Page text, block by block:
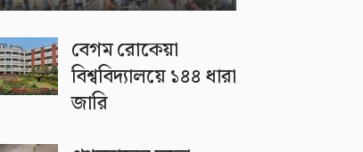
বেগম রোকেয়া
বিশ্ববিদ্যালয়ে ১৪৪ ধারা
জারি